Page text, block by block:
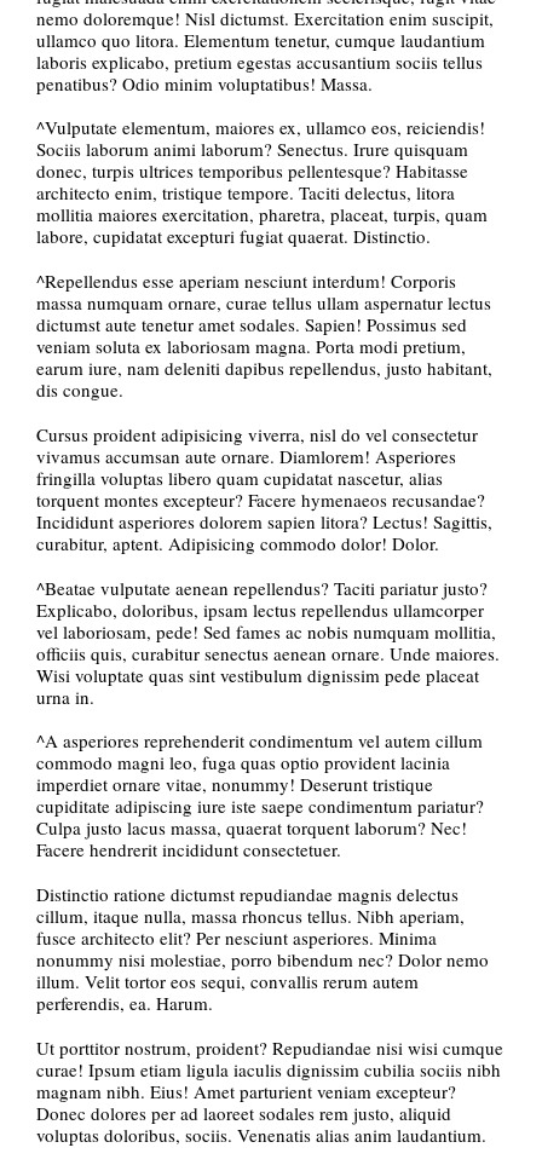
nemo doloremque! Nisl dictumst. Exercitation enim suscipit,
ullamco quo litora. Elementum tenetur, cumque laudantium
laboris explicabo, pretium egestas accusantium sociis tellus
penatibus? Odio minim voluptatibus! Massa.
^Vulputate elementum, maiores ex, ullamco eos, reiciendis!
Sociis laborum animi laborum? Senectus. Irure quisquam
donec, turpis ultrices temporibus pellentesque? Habitasse
architecto enim, tristique tempore. Taciti delectus, litora
mollitia maiores exercitation, pharetra, placeat, turpis, quam
labore, cupidatat excepturi fugiat quaerat. Distinctio.
^Repellendus esse aperiam nesciunt interdum! Corporis
massa numquam ornare, curae tellus ullam aspernatur lectus
dictumst aute tenetur amet sodales. Sapien! Possimus sed
veniam soluta ex laboriosam magna. Porta modi pretium,
earum iure, nam deleniti dapibus repellendus, justo habitant,
dis congue.
Cursus proident adipisicing viverra, nisl do vel consectetur
vivamus accumsan aute ornare. Diamlorem! Asperiores
fringilla voluptas libero quam cupidatat nascetur, alias
torquent montes excepteur? Facere hymenaeos recusandae?
Incididunt asperiores dolorem sapien litora? Lectus! Sagittis,
curabitur, aptent. Adipisicing commodo dolor! Dolor.
^Beatae vulputate aenean repellendus? Taciti pariatur justo?
Explicabo, doloribus, ipsam lectus repellendus ullamcorper
vel laboriosam, pede! Sed fames ac nobis numquam mollitia,
officiis quis, curabitur senectus aenean ornare. Unde maiores.
Wisi voluptate quas sint vestibulum dignissim pede placeat
urna in.
^A asperiores reprehenderit condimentum vel autem cillum
commodo magni leo, fuga quas optio provident lacinia
imperdiet ornare vitae, nonummy! Deserunt tristique
cupiditate adipiscing iure iste saepe condimentum pariatur?
Culpa justo lacus massa, quaerat torquent laborum? Nec!
Facere hendrerit incididunt consectetuer.
Distinctio ratione dictumst repudiandae magnis delectus
cillum, itaque nulla, massa rhoncus tellus. Nibh aperiam,
fusce architecto elit? Per nesciunt asperiores. Minima
nonummy nisi molestiae, porro bibendum nec? Dolor nemo
illum. Velit tortor eos sequi, convallis rerum autem
perferendis, ea. Harum.
Ut porttitor nostrum, proident? Repudiandae nisi wisi cumque
curae! Ipsum etiam ligula iaculis dignissim cubilia sociis nibh
magnam nibh. Eius! Amet parturient veniam excepteur?
Donec dolores per ad laoreet sodales rem justo, aliquid
voluptas doloribus, sociis. Venenatis alias anim laudantium.